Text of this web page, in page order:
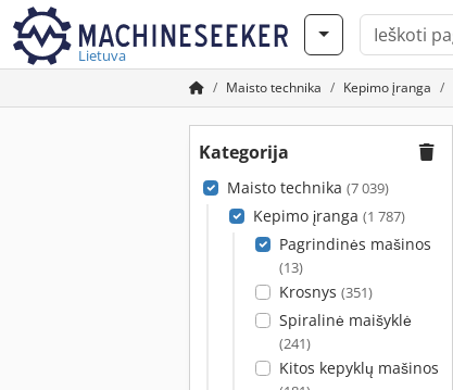
Lietuva
Maisto technika Kepimo įranga
Kategorija
Maisto technika (7 039)
Kepimo įranga (1 787)
Pagrindinės mašinos
(13)
Krosnys (351)
Spiralinė maišyklė
(241)
Kitos kepyklų mašinos